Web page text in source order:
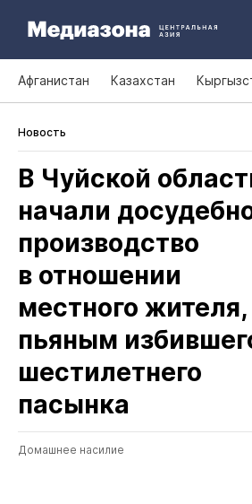
Афганистан Казахстан
Новость
В Чуйской
начали
производство
в отношении
местного жителя,
пьяным
шестилетнего
пасынка
Домашнее насилие